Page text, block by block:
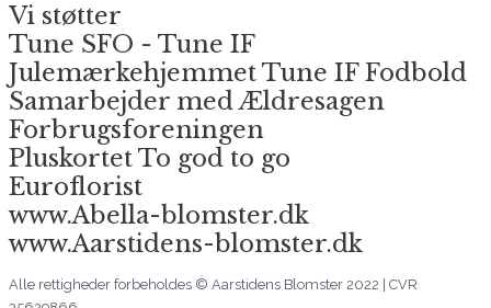
Vi støtter
Tune SFO - Tune IF
Julemærkehjemmet Tune IF Fodbold
Samarbejder med Ældresagen
Forbrugsforeningen
Pluskortet To god to go
Euroflorist
www.Abella-blomster.dk
www.Aarstidens-blomster.dk
Alle rettigheder forbeholdes © Aarstidens Blomster 2022 | CVR